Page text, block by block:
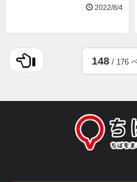
2022/8/4
148/ 176